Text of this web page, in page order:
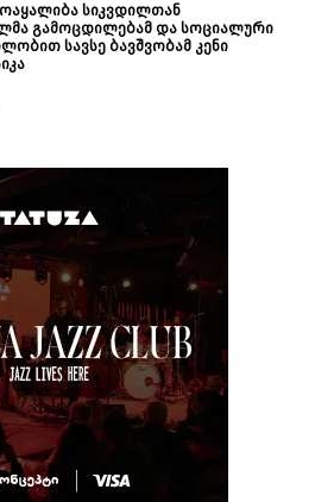
სიკვდილთან
გამოცდილებამ და სოციალური
სავსე ბავშვობამ კენი